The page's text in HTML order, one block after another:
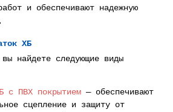
и обеспечивают надежную
ХБ
найдете следующие виды
с ПВХ покрытием — обеспечивают
сцепление и защиту от